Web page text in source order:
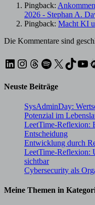
Pingback:
2026 - Stephan A.
Pingback: Macht KI
Die Kommentare sind
LinkedIn
Instagram
Threads
Spotify
X
Neuste Beiträge
SysAdminDay:
Potenzial im
LeetTime-Reflexion:
Entscheidung
Entwicklung durch
LeetTime-Reflexion:
sichtbar
Cybersecurity als
Meine Themen in